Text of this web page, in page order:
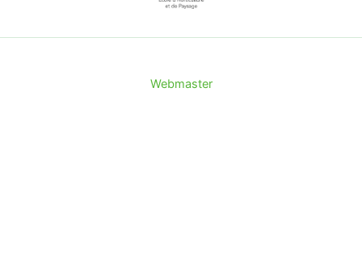
Webmaster